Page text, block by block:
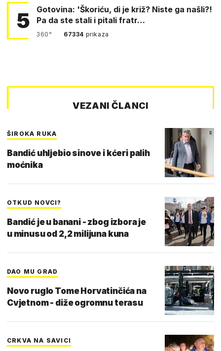
5
Gotovina: 'Škoriću, di je križ? Niste ga našli?!
Pa da ste stali i pitali fratr…
360° 67334 prikaza
VEZANI ČLANCI
ŠIROKA RUKA
Bandić uhljebio sinove i kćeri palih
moćnika
OTKUD NOVCI?
Bandić je u banani - zbog izbora je
u minusu od 2,2 milijuna kuna
DAO MU GRAD
Novo ruglo Tome Horvatinčića na
Cvjetnom - diže ogromnu terasu
CRKVA NA SAVICI